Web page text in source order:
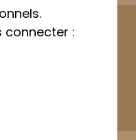
de cadre inox
connecter :